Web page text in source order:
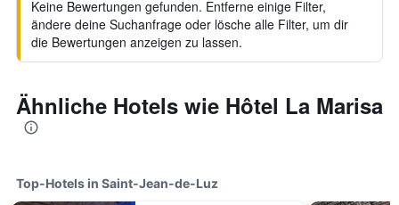
Keine Bewertungen gefunden. Entferne einige Filter,
ändere deine Suchanfrage oder lösche alle Filter, um dir
die Bewertungen anzeigen zu lassen.
Ähnliche Hotels wie Hôtel La Marisa
Top-Hotels in Saint-Jean-de-Luz